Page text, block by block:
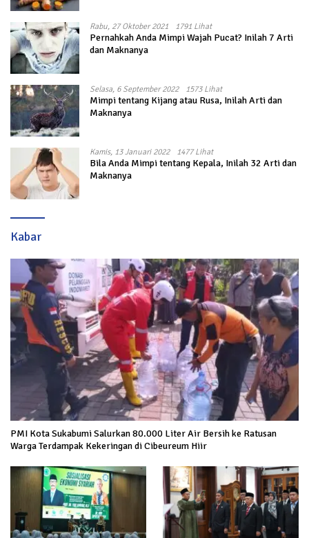
Rabu, 27 Oktober 2021 1791 Lihat
Pernahkah Anda Mimpi Wajah Pucat? Inilah 7 Arti
dan Maknanya
Selasa, 6 September 2022 1573 Lihat
Mimpi tentang Kijang atau Rusa, Inilah Arti dan
Maknanya
Kamis, 13 Januari 2022 1477 Lihat
Bila Anda Mimpi tentang Kepala, Inilah 32 Arti dan
Maknanya
Kabar
PMI Kota Sukabumi Salurkan 80.000 Liter Air Bersih ke Ratusan
Warga Terdampak Kekeringan di Cibeureum Hiir